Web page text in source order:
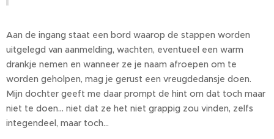
Aan de ingang staat een bord waarop de stappen worden
uitgelegd van aanmelding, wachten, eventueel een warm
drankje nemen en wanneer ze je naam afroepen om te
worden geholpen, mag je gerust een vreugdedansje doen.
Mijn dochter geeft me daar prompt de hint om dat toch maar
niet te doen... niet dat ze het niet grappig zou vinden, zelfs
integendeel, maar toch...